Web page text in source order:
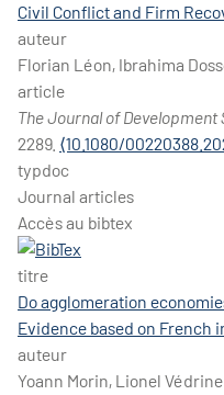
Civil Conflict and Firm
auteur
Florian Léon, Ibrahima
article
The Journal of Development
2289. ⟨10.1080/
typdoc
Journal articles
Accès au bibtex
titre
Do agglomeration
Evidence based on French
auteur
Yoann Morin, Lionel Védrine